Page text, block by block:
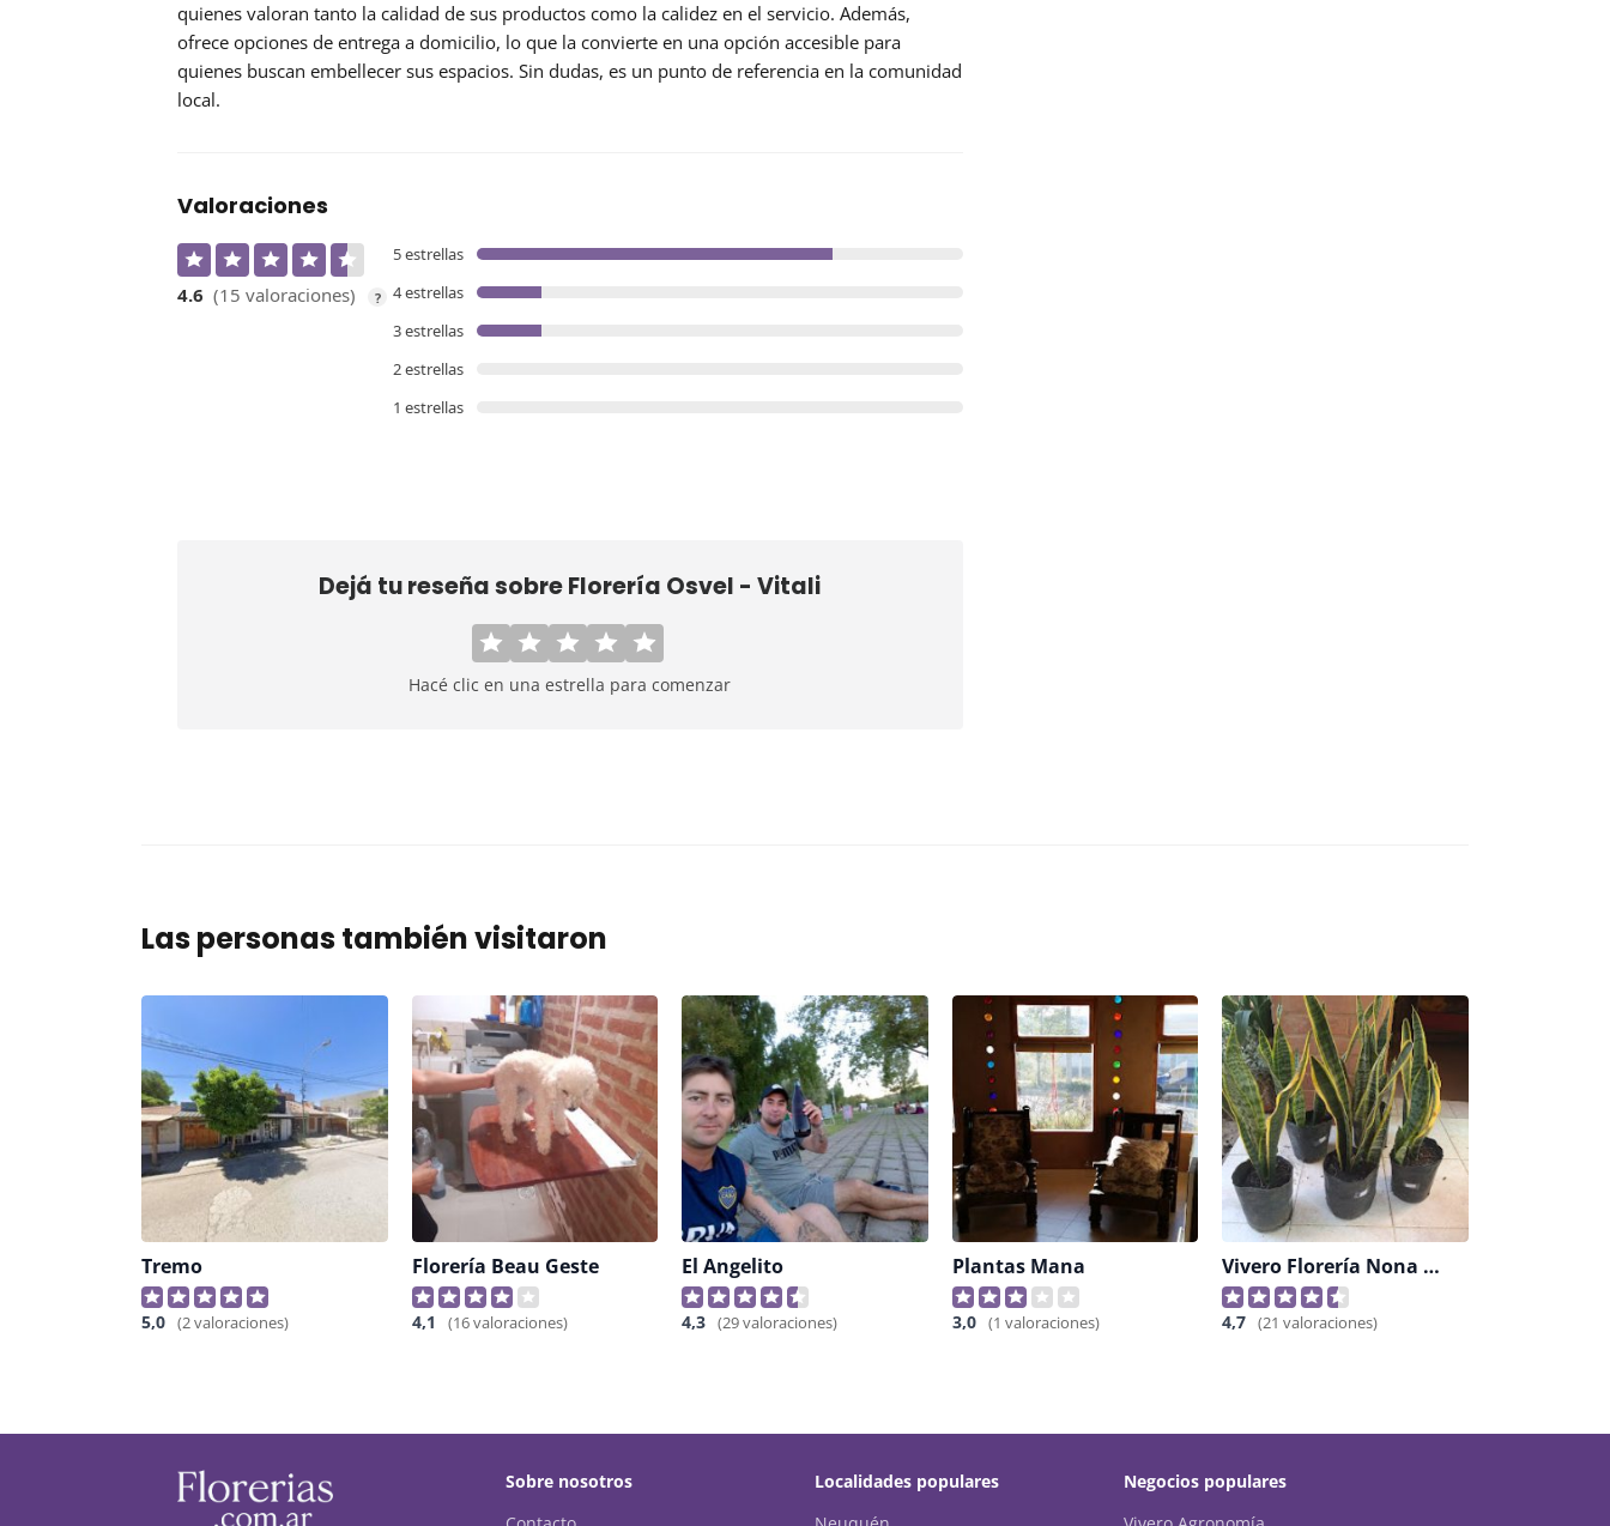
quienes valoran tanto la calidad de sus productos como la calidez en el servicio. Además,
ofrece opciones de entrega a domicilio, lo que la convierte en una opción accesible para
quienes buscan embellecer sus espacios. Sin dudas, es un punto de referencia en la comunidad
local.
Valoraciones
4.6 (15 valoraciones) ?
5 estrellas
4 estrellas
3 estrellas
2 estrellas
1 estrellas
Dejá tu reseña sobreFlorería Osvel - Vitali
Hacé clic en una estrella para comenzar
Las personas también visitaron
Tremo
5,0 (2 valoraciones)
Florería Beau Geste
4,1 (16 valoraciones)
El Angelito
4,3 (29 valoraciones)
Plantas Mana
3,0 (1 valoraciones)
Vivero Florería Nona Rosa
4,7 (21 valoraciones)
Sobre nosotros
Localidades populares
Negocios populares